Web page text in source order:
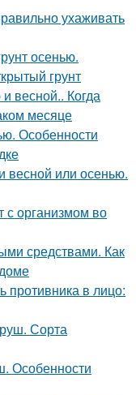
ухаживать
осенью.
грунт
весной.. Когда
месяце
Особенности
весной или осенью.
с организмом во
средствами. Как
противника в лицо:
Сорта
Особенности